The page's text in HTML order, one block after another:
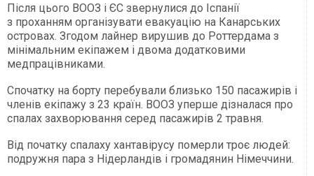
Після цього ВООЗ і ЄС звернулися до Іспанії
з проханням організувати евакуацію на Канарських
островах. Згодом лайнер вирушив до Роттердама з
мінімальним екіпажем і двома додатковими
медпрацівниками.
Спочатку на борту перебували близько 150 пасажирів і
членів екіпажу з 23 країн. ВООЗ уперше дізналася про
спалах захворювання серед пасажирів 2 травня.
Від початку спалаху хантавірусу померли троє людей:
подружня пара з Нідерландів і громадянин Німеччини.